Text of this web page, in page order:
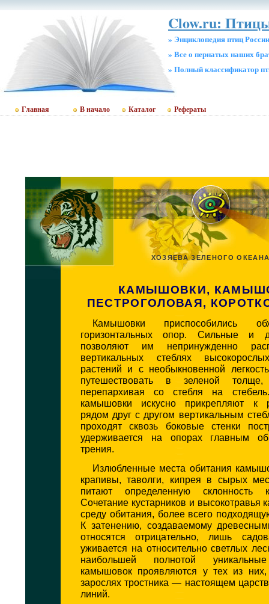
Clow.ru:
» Энциклопедия птиц России
» Все о пернатых наших
» Полный классификатор
Главная В начало Каталог Рефераты
ХОЗЯЕВА ЗЕЛЕНОГО
КАМЫШОВКИ,
ПЕСТРОГОЛОВАЯ,
Камышовки приспособились
горизонтальных опор. Сильные и
позволяют им непринужденно
вертикальных стеблях
растений и с необыкновенной
путешествовать в зеленой
перепархивая со стебля на
камышовки искусно прикрепляют к
рядом друг с другом вертикальным
проходят сквозь боковые стенки
удерживается на опорах главным
трения.
Излюбленные места обитания
крапивы, таволги, кипрея в сырых
питают определенную склонность
Сочетание кустарников и высокотравья
среду обитания, более всего
К затенению, создаваемому
относятся отрицательно, лишь
уживается на относительно светлых
наибольшей полнотой
камышовок проявляются у тех из
зарослях тростника — настоящем
линий.